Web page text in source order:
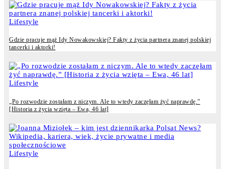
Lifestyle
Gdzie pracuje mąż Idy Nowakowskiej? Fakty z życia partnera znanej polskiej
tancerki i aktorki!
Lifestyle
„Po rozwodzie zostałam z niczym. Ale to wtedy zaczęłam żyć naprawdę.”
[Historia z życia wzięta – Ewa, 46 lat]
Lifestyle